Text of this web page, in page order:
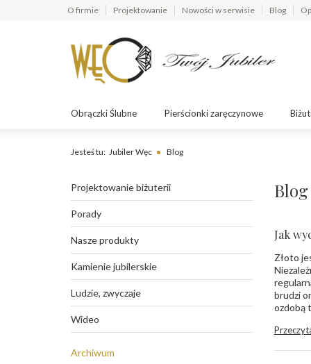
O firmie Projektowanie Nowości w serwisie Blog
Obrączki Ślubne Pierścionki zaręczynowe
Jesteś tu: Jubiler Węc Blog
Projektowanie biżuterii
Porady
Nasze produkty
Kamienie jubilerskie
Ludzie, zwyczaje
Wideo
Archiwum
Blog
Jak
Złoto
brudzi
ozdobą